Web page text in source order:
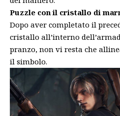
Puzzle con il cristallo di
Dopo aver completato il
cristallo all’interno
pranzo, non vi resta che
il simbolo.